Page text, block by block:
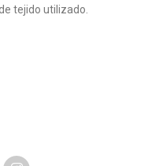
tejido utilizado.